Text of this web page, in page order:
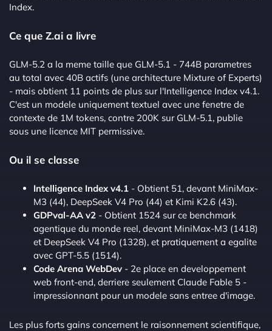
Index.
Ce que Z.ai a livre
GLM-5.2 a la meme taille que GLM-5.1 - 744B parametres
au total avec 40B actifs (une architecture Mixture of Experts)
- mais obtient 11 points de plus sur l'Intelligence Index v4.1.
C'est un modele uniquement textuel avec une fenetre de
contexte de 1M tokens, contre 200K sur GLM-5.1, publie
sous une licence MIT permissive.
Ou il se classe
Intelligence Index v4.1 - Obtient 51, devant MiniMax-
M3 (44), DeepSeek V4 Pro (44) et Kimi K2.6 (43).
GDPval-AA v2 - Obtient 1524 sur ce benchmark
agentique du monde reel, devant MiniMax-M3 (1418)
et DeepSeek V4 Pro (1328), et pratiquement a egalite
avec GPT-5.5 (1514).
Code Arena WebDev - 2e place en developpement
web front-end, derriere seulement Claude Fable 5 -
impressionnant pour un modele sans entree d'image.
Les plus forts gains concernent le raisonnement scientifique,